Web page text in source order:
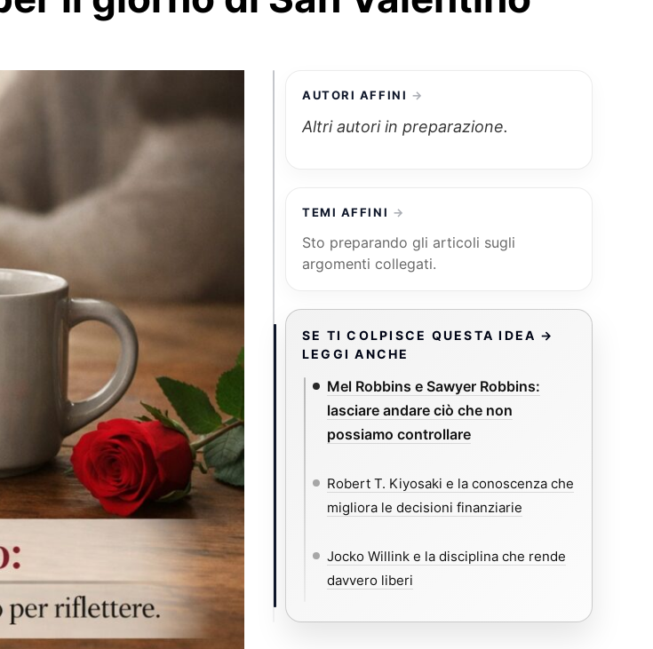
AUTORI AFFINI
Altri autori in preparazione.
TEMI AFFINI
Sto preparando gli articoli sugli
argomenti collegati.
SE TI COLPISCE QUESTA IDEA →
LEGGI ANCHE
Mel Robbins e Sawyer Robbins:
lasciare andare ciò che non
possiamo controllare
Robert T. Kiyosaki e la conoscenza che
migliora le decisioni finanziarie
Jocko Willink e la disciplina che rende
davvero liberi